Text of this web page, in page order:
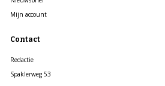
Mijn account
Contact
Redactie
Spaklerweg 53